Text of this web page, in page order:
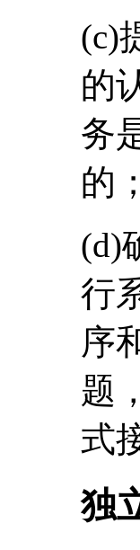
(c)
的
务
的；
(d)
行
序
题
式
独